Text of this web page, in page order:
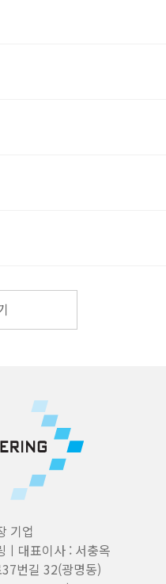
기업
ㅣ대표이사 : 서충옥
번길 32(광명동)